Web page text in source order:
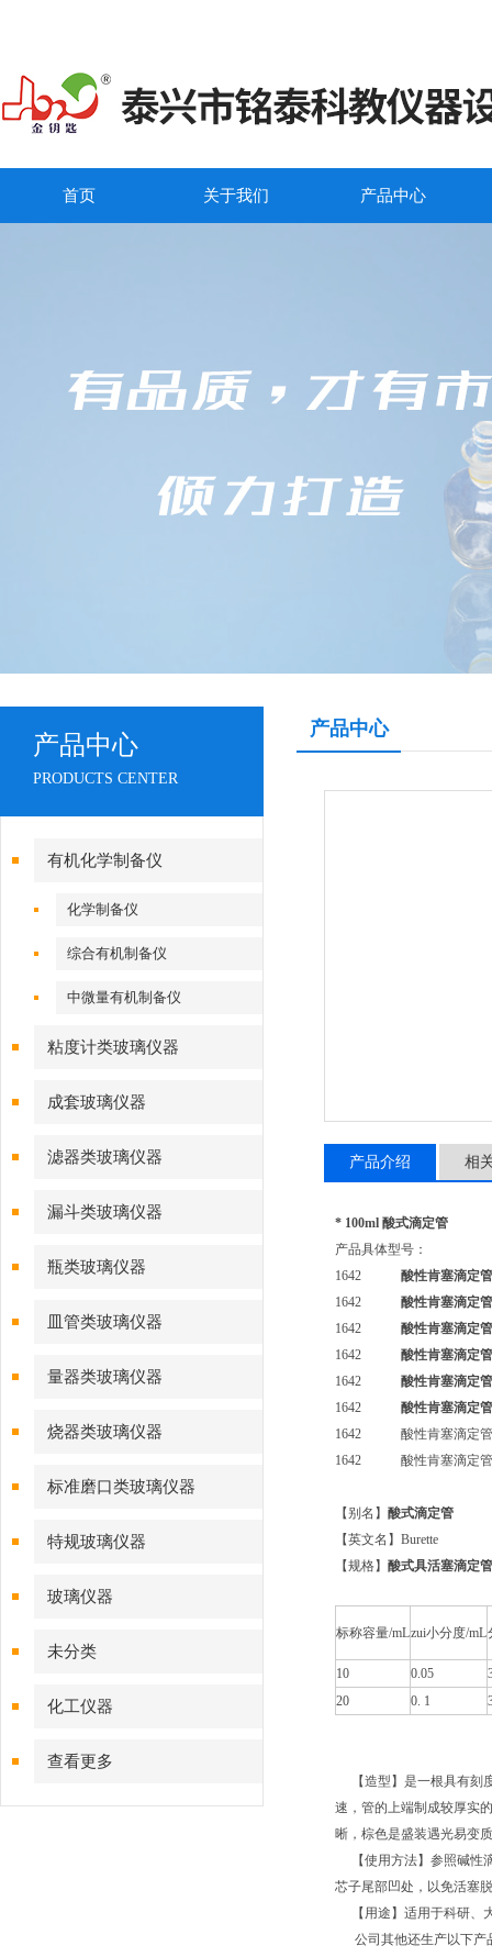
首页 关于我们 产品中心
产品中心
PRODUCTS CENTER
有机化学制备仪
化学制备仪
综合有机制备仪
中微量有机制备仪
粘度计类玻璃仪器
成套玻璃仪器
滤器类玻璃仪器
漏斗类玻璃仪器
瓶类玻璃仪器
皿管类玻璃仪器
量器类玻璃仪器
烧器类玻璃仪器
标准磨口类玻璃仪器
特规玻璃仪器
玻璃仪器
未分类
化工仪器
查看更多
产品中心
产品介绍 相
* 100ml 酸式滴定管
产品具体型号：
1642 酸性肯塞滴定管
1642 酸性肯塞滴定管
1642 酸性肯塞滴定管
1642 酸性肯塞滴定管
1642 酸性肯塞滴定管
1642 酸性肯塞滴定管
1642 酸性肯塞滴定
1642 酸性肯塞滴定
【别名】 酸式滴定管
【英文名】Burette
【规格】 酸式具活塞滴定管
标称容量/mLzui小分度/mL
10 0.05
20
0. 1
【造型】是一根具有刻
速，管的上端制成较厚实
晰，棕色是盛装遇光易变
【使用方法】参照碱性
芯子尾部凹处，以免活塞
【用途】适用于科研、
公司其他还生产以下产